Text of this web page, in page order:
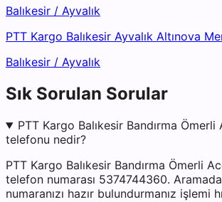
Balıkesir / Ayvalık
PTT Kargo Balıkesir Ayvalık Altınova
Balıkesir / Ayvalık
Sık Sorulan Sorular
PTT Kargo Balıkesir Bandırma
telefonu nedir?
PTT Kargo Balıkesir Bandırma Ömerli
telefon numarası 5374744360.
numaranızı hazır bulundurmanız işlemi